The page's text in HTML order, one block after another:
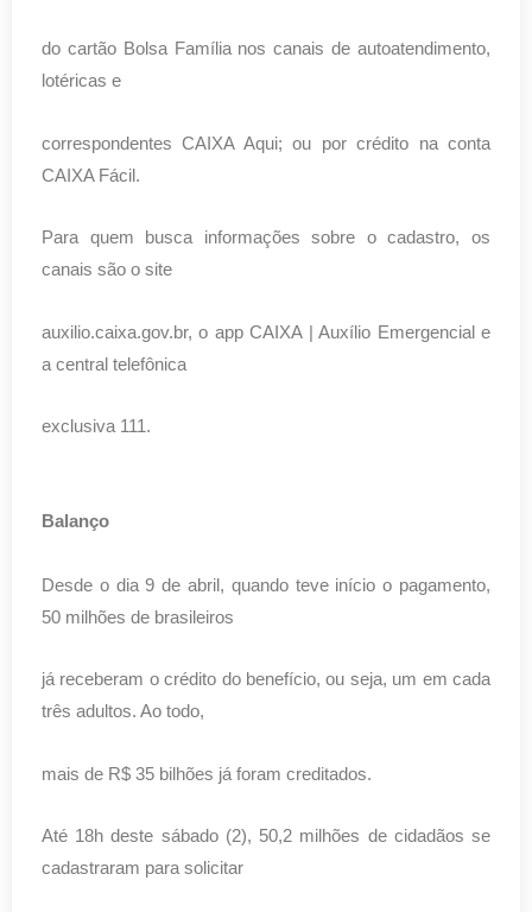
do cartão Bolsa Família nos canais de autoatendimento,
lotéricas e
correspondentes CAIXA Aqui; ou por crédito na conta
CAIXA Fácil.
Para quem busca informações sobre o cadastro, os
canais são o site
auxilio.caixa.gov.br, o app CAIXA | Auxílio Emergencial e
a central telefônica
exclusiva 111.
Balanço
Desde o dia 9 de abril, quando teve início o pagamento,
50 milhões de brasileiros
já receberam o crédito do benefício, ou seja, um em cada
três adultos. Ao todo,
mais de R$ 35 bilhões já foram creditados.
Até 18h deste sábado (2), 50,2 milhões de cidadãos se
cadastraram para solicitar